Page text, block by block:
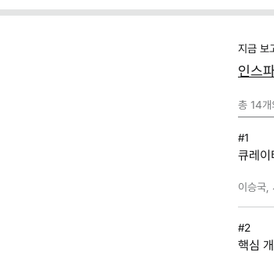
지금 보
인스
총 14개
#1
큐레이
이승국,
#2
핵심